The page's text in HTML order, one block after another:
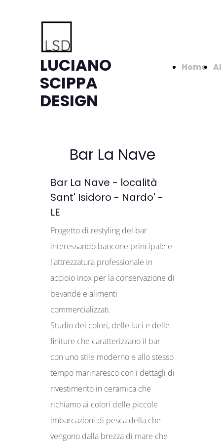
Home
LUCIANO
SCIPPA
DESIGN
Bar La Nave
Bar La Nave - località
Sant' Isidoro - Nardo' -
LE
Progetto di restyling del bar
interessando bancone principale e
l'attrezzatura professionale in
accioio inox per la conservazione di
bevande e alimenti
commercializzati.
Studio dei colori, delle luci e delle
finiture che caratterizzano il bar
con uno stile moderno e allo stesso
tempo marinaresco con i dettagli di
rivestimento in ceramica che
richiamo ai colori delle piccole
imbarcazioni di pesca della che
vengono dalla brezza di mare che